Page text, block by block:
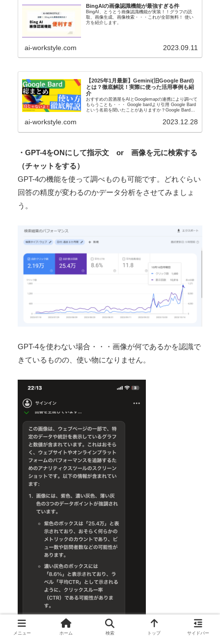
BingAIの画像認識機能が最強すぎる件
BingAI、とうとう画像認識機能が実装！！グラフの読
取、画像生成、画像検索・・・これが全部無料！ 使い
方を紹介します。
ai-workstyle.com 2023.09.11
【2025年1月最新】Gemini(旧Google Bard)
とは？徹底解説！実際に使った活用事例も紹
介
おすすめの居酒屋をAIとGooglemapの連携により調べて
もらうことも・・・ Google bardより引用 Google Bard
という名前を聞いたことがありますか？Google Bard
ai-workstyle.com 2023.12.28
・GPT-4をONにして指示文 or 画像を元に検索する
（チャットをする）
GPT-4の機能を使って調べものも可能です。どれぐらい
回答の精度が変わるのかデータ分析をさせてみましょ
う。
GPT-4を使わない場合・・・画像が何であるかを認識で
きているものの、使い物になりません。
メニュー ホーム 検索 トップ サイドバー